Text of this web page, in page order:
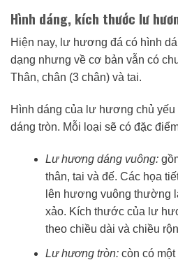
Hình dáng, kích thước lư
Hiện nay, lư hương đá có hình
dạng nhưng về cơ bản vẫn có
Thân, chân (3 chân) và tai.
Hình dáng của lư hương chủ
dáng tròn. Mỗi loại sẽ có đặc
Lư hương dáng vuông:
thân, tai và đế. Các họa
lên hương vuông thường
xảo. Kích thước của lư
theo chiều dài và chiều
Lư hương tròn: còn có